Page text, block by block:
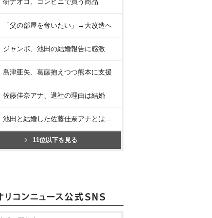
「父の部屋を奪いたい」→大改造へ
ジャンボ、池田の結婚報告に感激
島津亜矢、葛藤抱えつつ熊本に支援
佐藤佳奈アナ、退社の理由は結婚
池田と結婚した佐藤佳奈アナとは…
11位以下を見る